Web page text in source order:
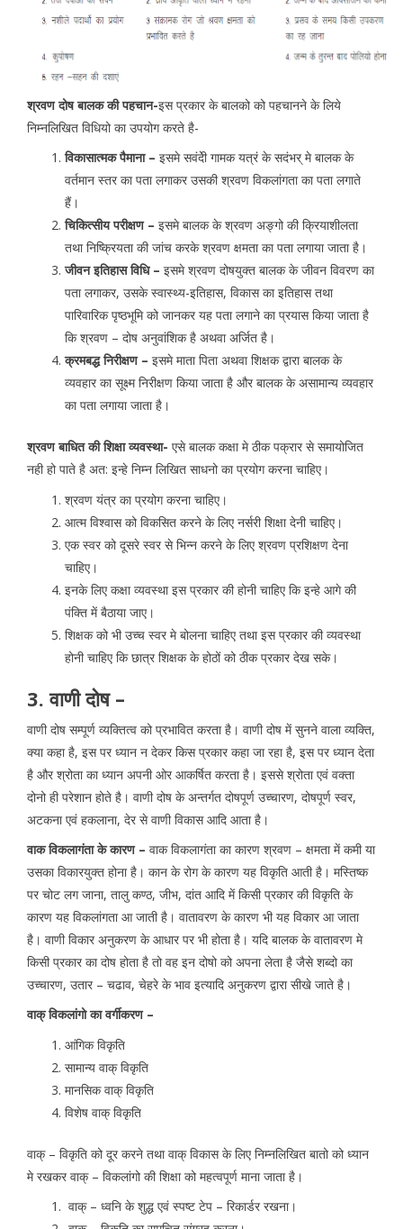
श्रवण दोष बालक की पहचान-इस प्रकार के बालको को पहचानने के लिये
निम्नलिखित विधियो का उपयोग करते है-
विकासात्मक पैमाना – इसमे सवंदेी गामक यत्रं के सदंभर् मे बालक के
वर्तमान स्तर का पता लगाकर उसकी श्रवण विकलांगता का पता लगाते
हैं।
चिकित्सीय परीक्षण – इसमे बालक के श्रवण अङ्गो की क्रियाशीलता
तथा निष्क्रियता की जांच करके श्रवण क्षमता का पता लगाया जाता है।
जीवन इतिहास विधि – इसमे श्रवण दोषयुक्त बालक के जीवन विवरण का
पता लगाकर, उसके स्वास्थ्य-इतिहास, विकास का इतिहास तथा
पारिवारिक पृष्ठभूमि को जानकर यह पता लगाने का प्रयास किया जाता है
कि श्रवण – दोष अनुवांशिक है अथवा अर्जित है।
क्रमबद्ध निरीक्षण – इसमे माता पिता अथवा शिक्षक द्वारा बालक के
व्यवहार का सूक्ष्म निरीक्षण किया जाता है और बालक के असामान्य व्यवहार
का पता लगाया जाता है।
श्रवण बाधित की शिक्षा व्यवस्था- एसे बालक कक्षा मे ठीक पक्रार से समायोजित
नही हो पाते है अत: इन्हे निम्न लिखित साधनो का प्रयोग करना चाहिए।
श्रवण यंत्र का प्रयोग करना चाहिए।
आत्म विश्वास को विकसित करने के लिए नर्सरी शिक्षा देनी चाहिए।
एक स्वर को दूसरे स्वर से भिन्न करने के लिए श्रवण प्रशिक्षण देना
चाहिए।
इनके लिए कक्षा व्यवस्था इस प्रकार की होनी चाहिए कि इन्हे आगे की
पंक्ति में बैठाया जाए।
शिक्षक को भी उच्च स्वर मे बोलना चाहिए तथा इस प्रकार की व्यवस्था
होनी चाहिए कि छात्र शिक्षक के होठों को ठीक प्रकार देख सके।
3. वाणी दोष –
वाणी दोष सम्पूर्ण व्यक्तित्व को प्रभावित करता है। वाणी दोष में सुनने वाला व्यक्ति,
क्या कहा है, इस पर ध्यान न देकर किस प्रकार कहा जा रहा है, इस पर ध्यान देता
है और श्रोता का ध्यान अपनी ओर आकर्षित करता है। इससे श्रोता एवं वक्ता
दोनो ही परेशान होते है। वाणी दोष के अन्तर्गत दोषपूर्ण उच्चारण, दोषपूर्ण स्वर,
अटकना एवं हकलाना, देर से वाणी विकास आदि आता है।
वाक विकलागंता के कारण – वाक विकलागंता का कारण श्रवण – क्षमता में कमी या
उसका विकारयुक्त होना है। कान के रोग के कारण यह विकृति आती है। मस्तिष्क
पर चोट लग जाना, तालु कण्ठ, जीभ, दांत आदि में किसी प्रकार की विकृति के
कारण यह विकलांगता आ जाती है। वातावरण के कारण भी यह विकार आ जाता
है। वाणी विकार अनुकरण के आधार पर भी होता है। यदि बालक के वातावरण मे
किसी प्रकार का दोष होता है तो वह इन दोषो को अपना लेता है जैसे शब्दो का
उच्चारण, उतार – चढाव, चेहरे के भाव इत्यादि अनुकरण द्वारा सीखे जाते है।
वाक् विकलांगो का वर्गीकरण –
आंगिक विकृति
सामान्य वाक् विकृति
मानसिक वाक् विकृति
विशेष वाक् विकृति
वाक् – विकृति को दूर करने तथा वाक् विकास के लिए निम्नलिखित बातो को ध्यान
मे रखकर वाक् – विकलांगो की शिक्षा को महत्वपूर्ण माना जाता है।
वाक् – ध्वनि के शुद्ध एवं स्पष्ट टेप – रिकार्डर रखना।